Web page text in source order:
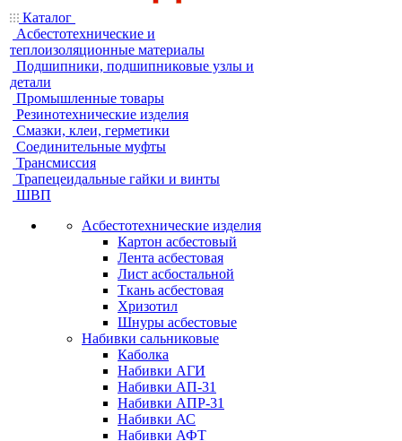
Каталог
Асбестотехнические и
теплоизоляционные материалы
Подшипники, подшипниковые узлы и
детали
Промышленные товары
Резинотехнические изделия
Смазки, клеи, герметики
Соединительные муфты
Трансмиссия
Трапецеидальные гайки и винты
ШВП
Асбестотехнические изделия
Картон асбестовый
Лента асбестовая
Лист асбостальной
Ткань асбестовая
Хризотил
Шнуры асбестовые
Набивки сальниковые
Каболка
Набивки АГИ
Набивки АП-31
Набивки АПР-31
Набивки АС
Набивки АФТ